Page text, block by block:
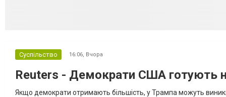
Суспільство 16:06, Вчора
Reuters - Демократи США готують
Якщо демократи отримають більшість, у Трампа можуть